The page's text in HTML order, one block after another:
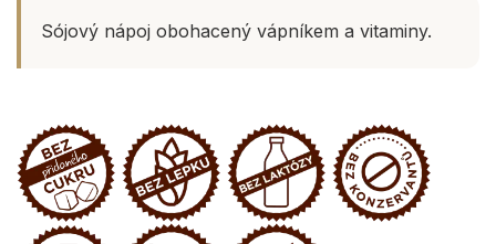
Sójový nápoj obohacený vápníkem a vitaminy.